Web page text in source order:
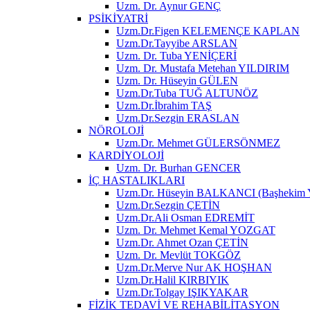
Uzm. Dr. Aynur GENÇ
PSİKİYATRİ
Uzm.Dr.Figen KELEMENÇE KAPLAN
Uzm.Dr.Tayyibe ARSLAN
Uzm. Dr. Tuba YENİÇERİ
Uzm. Dr. Mustafa Metehan YILDIRIM
Uzm. Dr. Hüseyin GÜLEN
Uzm.Dr.Tuba TUĞ ALTUNÖZ
Uzm.Dr.İbrahim TAŞ
Uzm.Dr.Sezgin ERASLAN
NÖROLOJİ
Uzm.Dr. Mehmet GÜLERSÖNMEZ
KARDİYOLOJİ
Uzm. Dr. Burhan GENCER
İÇ HASTALIKLARI
Uzm.Dr. Hüseyin BALKANCI (Başhekim
Uzm.Dr.Sezgin ÇETİN
Uzm.Dr.Ali Osman EDREMİT
Uzm. Dr. Mehmet Kemal YOZGAT
Uzm.Dr. Ahmet Ozan ÇETİN
Uzm. Dr. Mevlüt TOKGÖZ
Uzm.Dr.Merve Nur AK HOŞHAN
Uzm.Dr.Halil KIRBIYIK
Uzm.Dr.Tolgay IŞIKYAKAR
FİZİK TEDAVİ VE REHABİLİTASYON